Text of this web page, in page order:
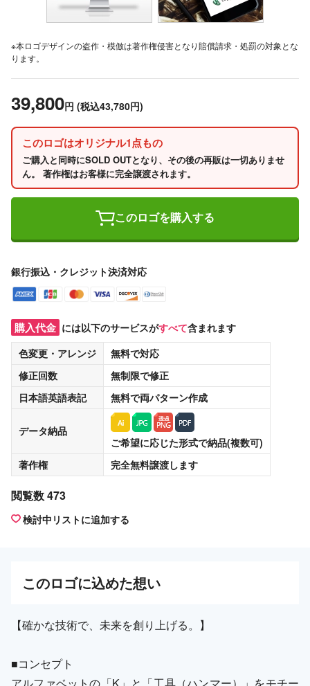
※本ロゴデザインの盗作・模倣は著作権侵害となり賠償請求・処罰の対象とな
ります。
39,800円 (税込43,780円)
このロゴはオリジナル1点もの
ご購入と同時にSOLD OUTとなり、その後の再販は一切ありませ
ん。 著作権はお客様に完全譲渡されます。
このロゴを購入する
銀行振込・クレジット決済対応
購入代金 には以下のサービスがすべて含まれます
色変更・アレンジ
無料で対応
修正回数
無制限で修正
日本語英語表記
無料で両パターン作成
データ納品
ご希望に応じた形式で納品(複数可)
著作権
完全無料譲渡します
閲覧数 473
検討中リストに追加する
このロゴに込めた想い
【確かな技術で、未来を創り上げる。】
■コンセプト
アルファベットの「K」と「工具（ハンマー）」をモチー